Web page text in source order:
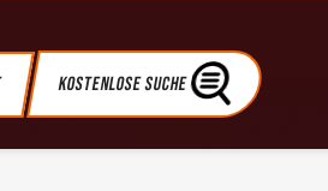
Kostenlose Suche